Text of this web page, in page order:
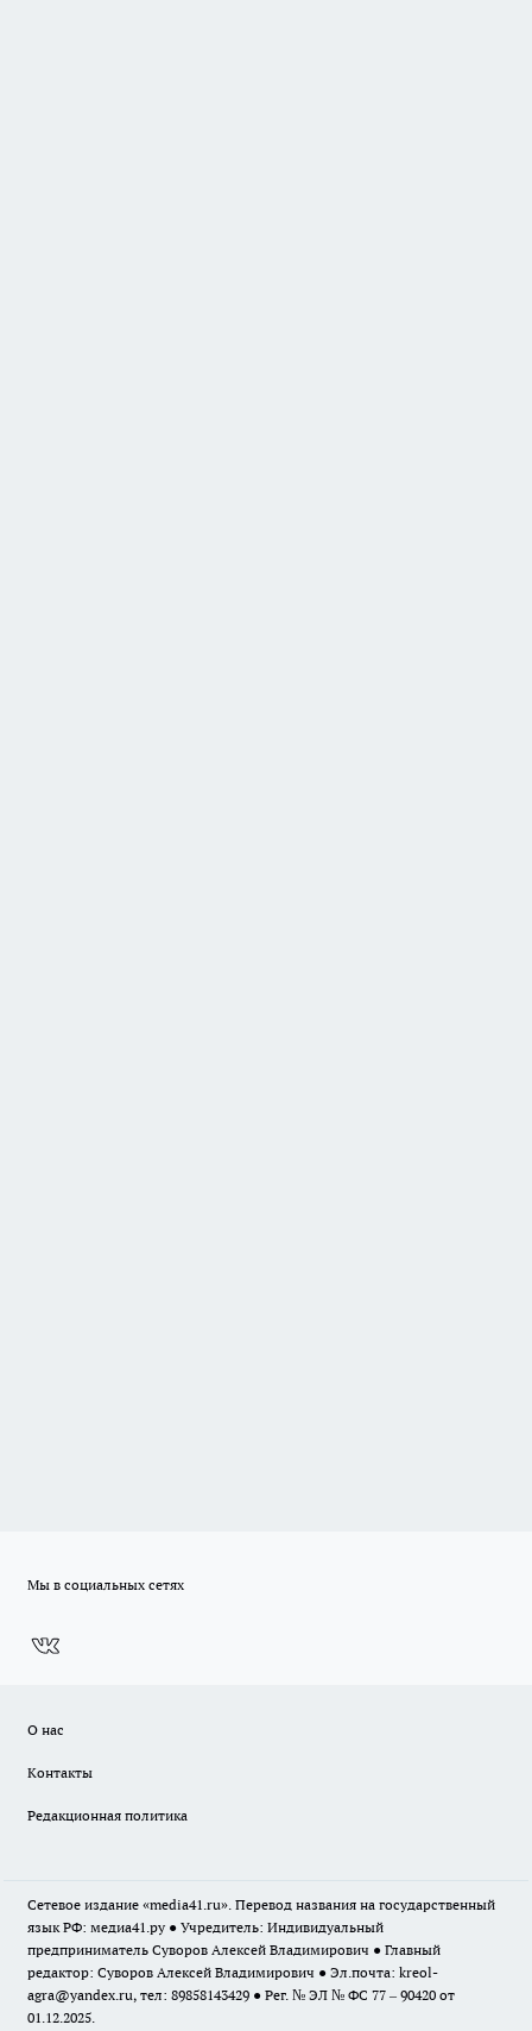
Мы в социальных сетях
О нас
Контакты
Редакционная политика
Сетевое издание «media41.ru». Перевод названия на государственный
язык РФ: медиа41.ру ● Учредитель: Индивидуальный
предприниматель Суворов Алексей Владимирович ● Главный
редактор: Суворов Алексей Владимирович ● Эл.почта: kreol-
agra@yandex.ru, тел: 89858143429 ● Рег. № ЭЛ № ФС 77 – 90420 от
01.12.2025.